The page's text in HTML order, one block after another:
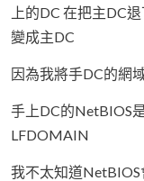
上的DC 在把主DC
變成主DC
因為我將手DC的網
手上DC的NetBIOS
LFDOMAIN
我不太知道